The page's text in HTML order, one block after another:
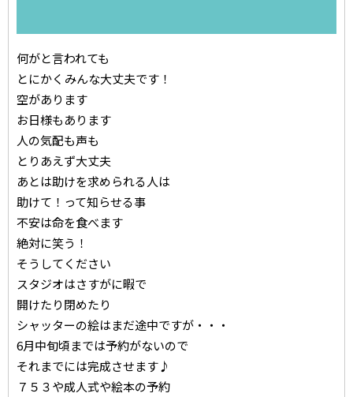
何がと言われても
とにかくみんな大丈夫です！
空があります
お日様もあります
人の気配も声も
とりあえず大丈夫
あとは助けを求められる人は
助けて！って知らせる事
不安は命を食べます
絶対に笑う！
そうしてください
スタジオはさすがに暇で
開けたり閉めたり
シャッターの絵はまだ途中ですが・・・
6月中旬頃までは予約がないので
それまでには完成させます♪
７５３や成人式や絵本の予約